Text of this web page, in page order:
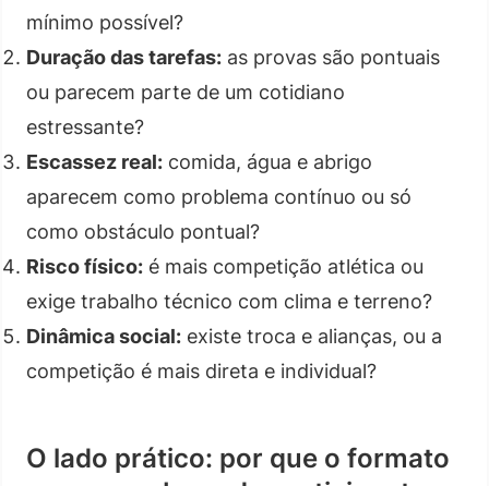
mínimo possível?
Duração das tarefas: as provas são pontuais
ou parecem parte de um cotidiano
estressante?
Escassez real: comida, água e abrigo
aparecem como problema contínuo ou só
como obstáculo pontual?
Risco físico: é mais competição atlética ou
exige trabalho técnico com clima e terreno?
Dinâmica social: existe troca e alianças, ou a
competição é mais direta e individual?
O lado prático: por que o formato